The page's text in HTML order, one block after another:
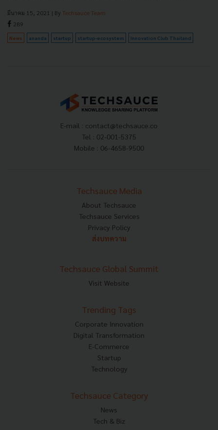
มีนาคม 15, 2021 | By Techsauce Team
289
News ananda startup startup-ecosystem Innovation Club Thailand
E-mail : contact@techsauce.co
Tel : 02-001-5375
Mobile : 06-4658-9500
Techsauce Media
About Techsauce
Techsauce Services
Privacy Policy
ส่งบทความ
Techsauce Global Summit
Visit Website
Trending Tags
Corporate Innovation
Digital Transformation
E-Commerce
Startup
Technology
Techsauce Category
News
Tech & Biz